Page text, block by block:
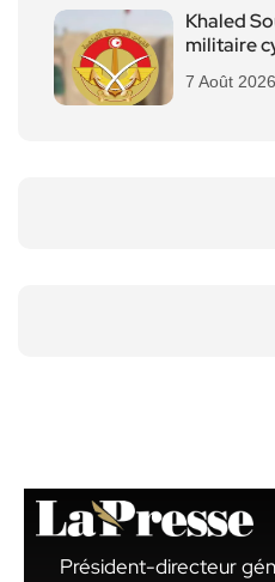
Khaled
militaire
7 Août 2026
Président-directeur